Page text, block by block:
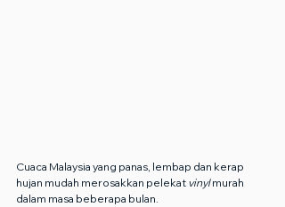
Cuaca Malaysia yang panas, lembap dan kerap
hujan mudah merosakkan pelekat vinyl murah
dalam masa beberapa bulan.